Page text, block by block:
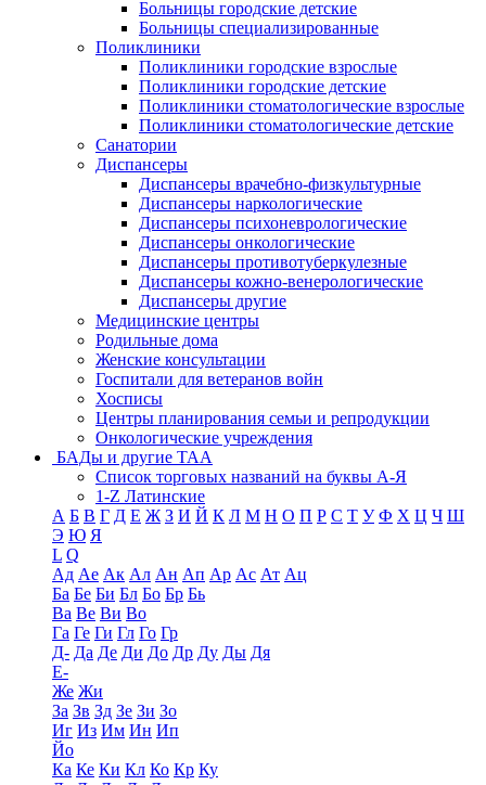
Больницы городские детские
Больницы специализированные
Поликлиники
Поликлиники городские взрослые
Поликлиники городские детские
Поликлиники стоматологические взрослые
Поликлиники стоматологические детские
Санатории
Диспансеры
Диспансеры врачебно-физкультурные
Диспансеры наркологические
Диспансеры психоневрологические
Диспансеры онкологические
Диспансеры противотуберкулезные
Диспансеры кожно-венерологические
Диспансеры другие
Медицинские центры
Родильные дома
Женские консультации
Госпитали для ветеранов войн
Хосписы
Центры планирования семьи и репродукции
Онкологические учреждения
БАДы и другие ТАА
Список торговых названий на буквы А-Я
1-Z Латинские
А Б В Г Д Е Ж З И Й К Л М Н О П Р С Т У Ф Х Ц Ч Ш
Э Ю Я
L Q
Ад Ае Ак Ал Ан Ап Ар Ас Ат Ац
Ба Бе Би Бл Бо Бр Бь
Ва Ве Ви Во
Га Ге Ги Гл Го Гр
Д- Да Де Ди До Др Ду Ды Дя
Е-
Же Жи
За Зв Зд Зе Зи Зо
Иг Из Им Ин Ип
Йо
Ка Ке Ки Кл Ко Кр Ку